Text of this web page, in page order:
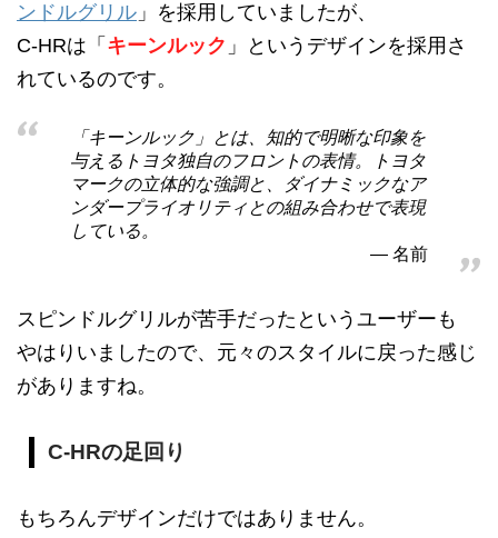
ンドルグリル 」を採用していましたが、
C-HRは「 キーンルック 」というデザインを採用さ
れているのです。
「キーンルック」とは、知的で明晰な印象を
与えるトヨタ独自のフロントの表情。トヨタ
マークの立体的な強調と、ダイナミックなア
ンダープライオリティとの組み合わせで表現
している。
名前
スピンドルグリルが苦手だったというユーザーも
やはりいましたので、元々のスタイルに戻った感じ
がありますね。
C-HRの足回り
もちろんデザインだけではありません。